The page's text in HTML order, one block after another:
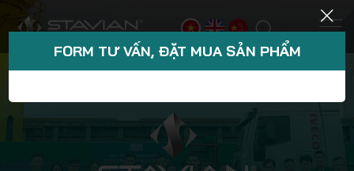
FORM TƯ VẤN, ĐẶT MUA SẢN PHẨM